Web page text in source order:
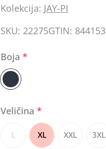
Kolekcija: JAY-PI
SKU: 22275GTIN: 844153
Boja*
Veličina*
L XL XXL 3XL